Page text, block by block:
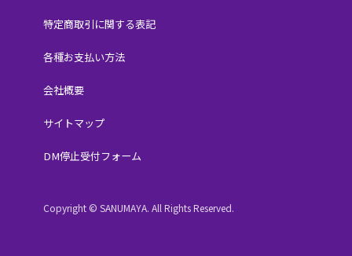
特定商取引に関する表記
各種お支払い方法
会社概要
サイトマップ
DM停止受付フォーム
Copyright © SANUMAYA. All Rights Reserved.